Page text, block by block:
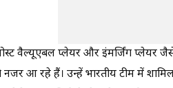
वैल्यूएबल प्लेयर और इंमर्जिंग प्लेयर जैसे
आ रहे हैं। उन्हें भारतीय टीम में